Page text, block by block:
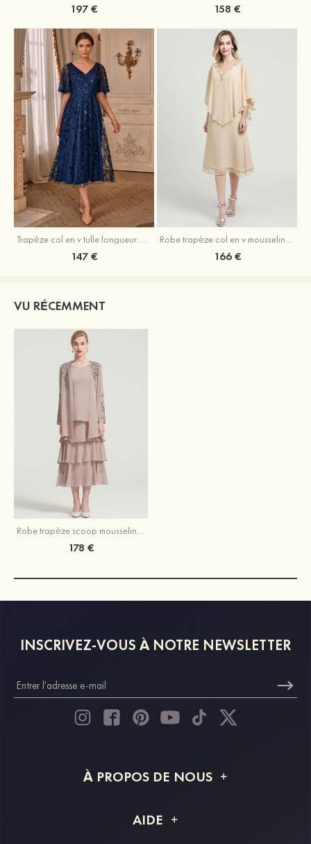
197 € 158 €
Trapèze col en v tulle longueur mollet robe de mère de la mariée avec appliqué paillettes ceinture
147 €
Robe trapèze col en v mousseline longueur mollet robe de mère de la mariée avec perle
166 €
VU RÉCEMMENT
Robe trapèze scoop mousseline longueur mollet robe de mère de la mariée avec appliqué volants veste
178 €
INSCRIVEZ-VOUS À NOTRE NEWSLETTER
À PROPOS DE NOUS
Livraison
AIDE